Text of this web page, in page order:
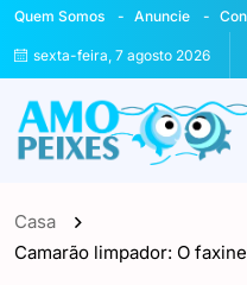
Quem Somos Anuncie
sexta-feira, 7 agosto 2026
Casa
Camarão limpador: O